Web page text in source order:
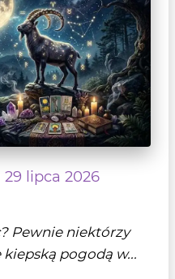
29 lipca 2026
Pewnie niektórzy
pogodą w...